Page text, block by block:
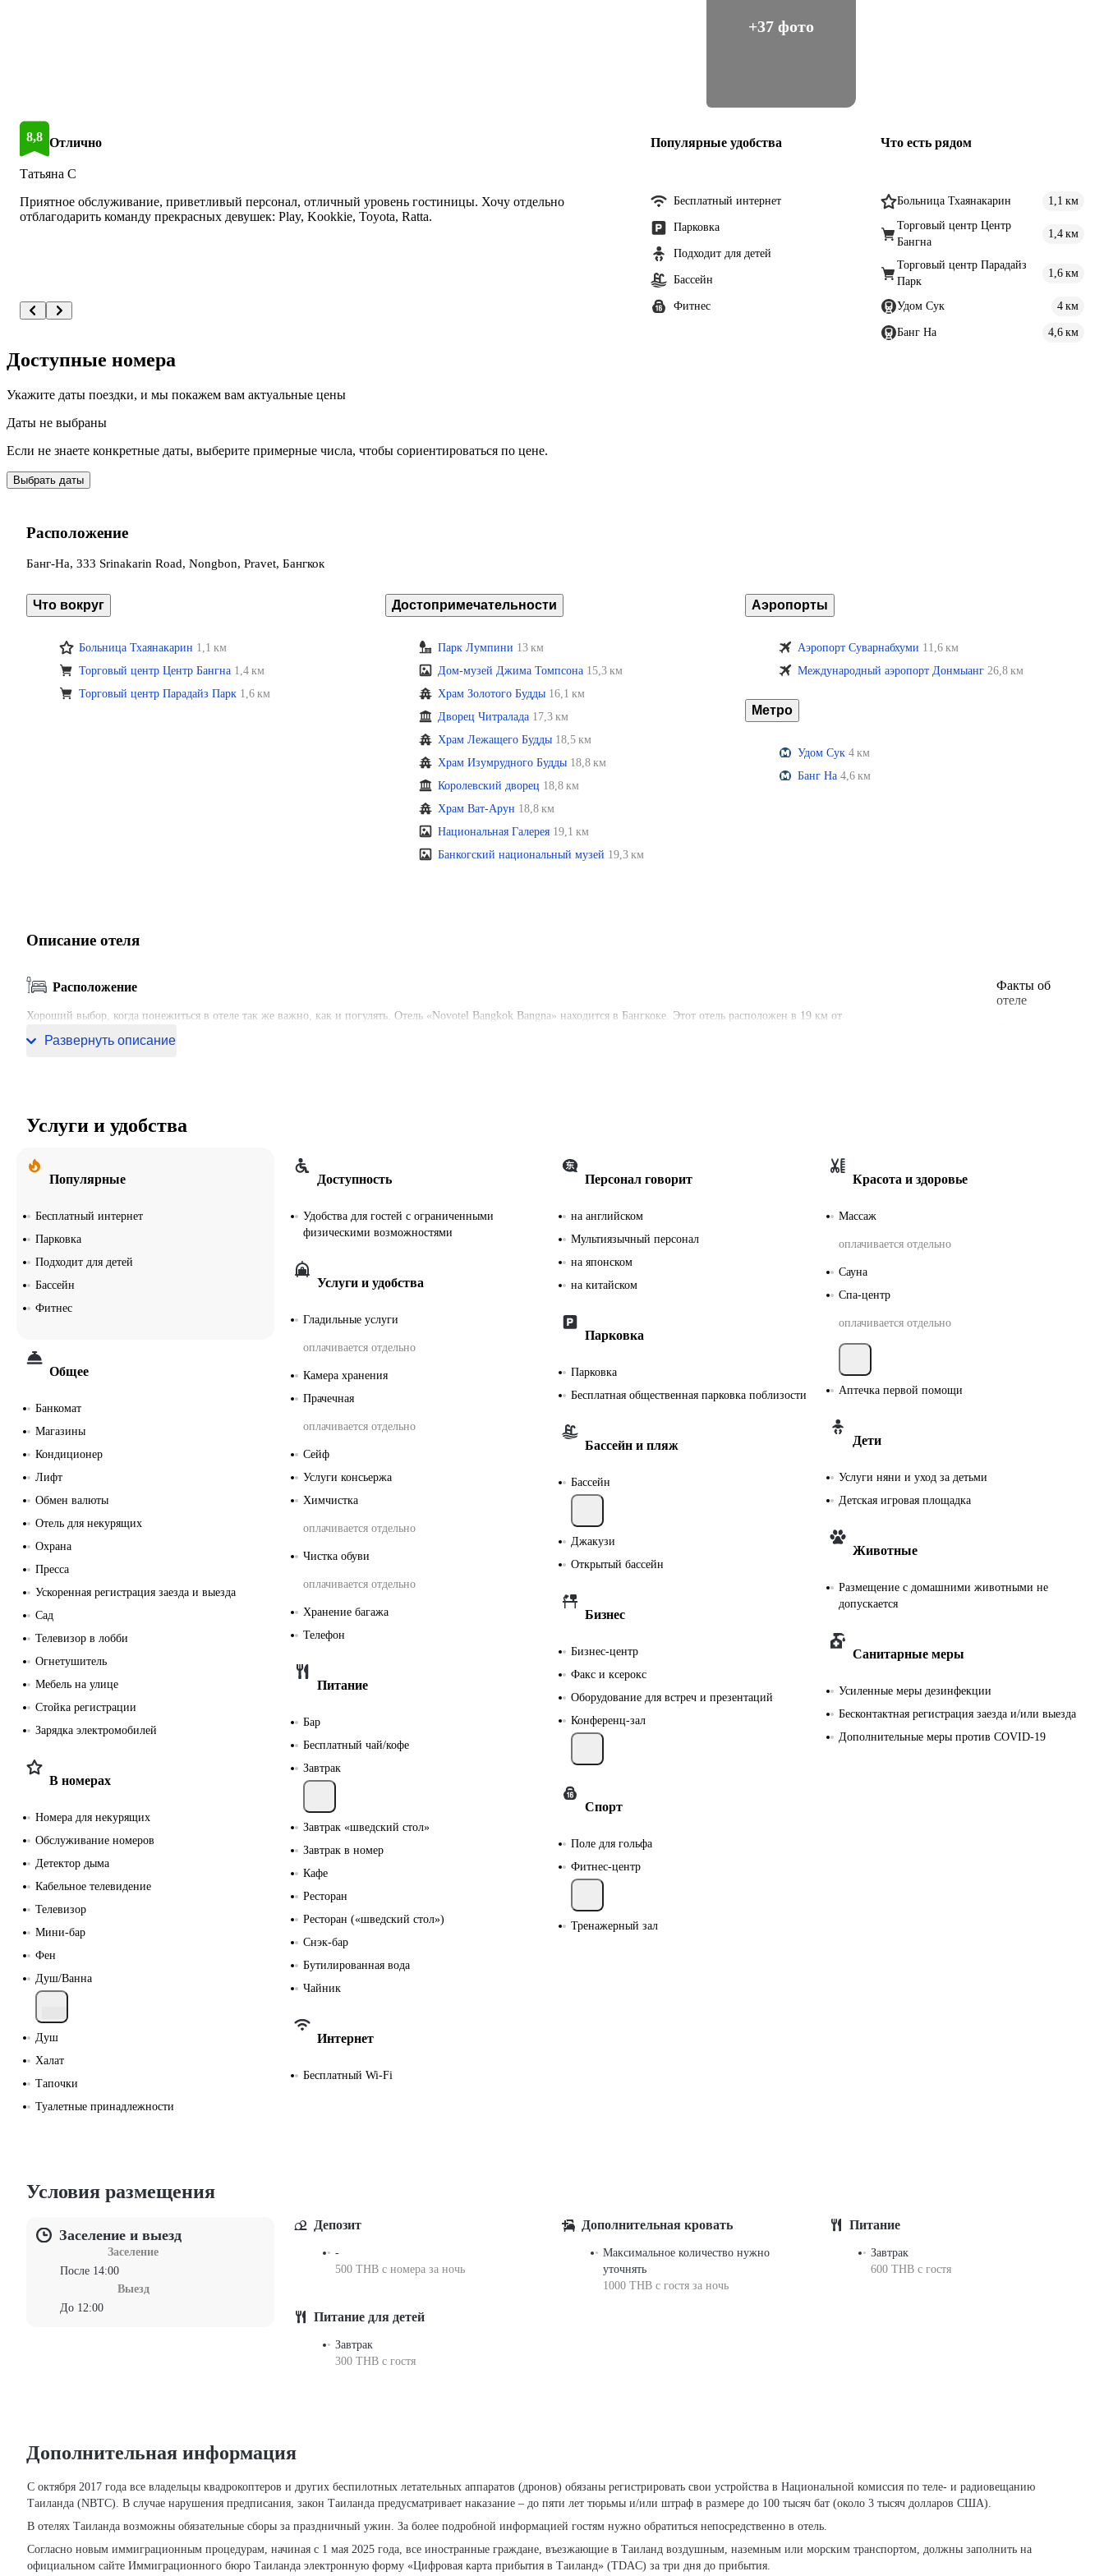
+37 фото
8,8 Отлично
1301 отзыв
Татьяна С
Приятное обслуживание, приветливый персонал, отличный уровень гостиницы. Хочу отдельно
отблагодарить команду прекрасных девушек: Play, Kookkie, Toyota, Ratta.
Популярные удобства
Бесплатный интернет
Парковка
Подходит для детей
Бассейн
Фитнес
Что есть рядом
Больница Тхаянакарин
1,1 км
Торговый центр Центр
Бангна
1,4 км
Торговый центр Парадайз
Парк
1,6 км
Удом Сук 4 км
Банг На 4,6 км
Доступные номера
Укажите даты поездки, и мы покажем вам актуальные цены
Даты не выбраны
Если не знаете конкретные даты, выберите примерные числа, чтобы сориентироваться по цене.
Выбрать даты
Расположение
Банг-На, 333 Srinakarin Road, Nongbon, Pravet, Бангкок
Что вокруг
Больница Тхаянакарин 1,1 км
Торговый центр Центр Бангна 1,4 км
Торговый центр Парадайз Парк 1,6 км
Достопримечательности
Парк Лумпини 13 км
Дом-музей Джима Томпсона 15,3 км
Храм Золотого Будды 16,1 км
Дворец Читралада 17,3 км
Храм Лежащего Будды 18,5 км
Храм Изумрудного Будды 18,8 км
Королевский дворец 18,8 км
Храм Ват-Арун 18,8 км
Национальная Галерея 19,1 км
Банкогский национальный музей 19,3 км
Аэропорты
Аэропорт Суварнабхуми 11,6 км
Международный аэропорт Донмыанг 26,8 км
Метро
Удом Сук 4 км
Банг На 4,6 км
Описание отеля
Расположение
Хороший выбор, когда понежиться в отеле так же важно, как и погулять. Отель «Novotel Bangkok Bangna» находится в Бангкоке. Этот отель расположен в 19 км от
Развернуть описание
Факты об
отеле
Услуги и удобства
Популярные
Бесплатный интернет
Парковка
Подходит для детей
Бассейн
Фитнес
Общее
Банкомат
Магазины
Кондиционер
Лифт
Обмен валюты
Отель для некурящих
Охрана
Пресса
Ускоренная регистрация заезда и выезда
Сад
Телевизор в лобби
Огнетушитель
Мебель на улице
Стойка регистрации
Зарядка электромобилей
В номерах
Номера для некурящих
Обслуживание номеров
Детектор дыма
Кабельное телевидение
Телевизор
Мини-бар
Фен
Душ/Ванна
Душ
Халат
Тапочки
Туалетные принадлежности
Доступность
Удобства для гостей с ограниченными
физическими возможностями
Услуги и удобства
Гладильные услуги
оплачивается отдельно
Камера хранения
Прачечная
оплачивается отдельно
Сейф
Услуги консьержа
Химчистка
оплачивается отдельно
Чистка обуви
оплачивается отдельно
Хранение багажа
Телефон
Питание
Бар
Бесплатный чай/кофе
Завтрак
Завтрак «шведский стол»
Завтрак в номер
Кафе
Ресторан
Ресторан («шведский стол»)
Снэк-бар
Бутилированная вода
Чайник
Интернет
Бесплатный Wi-Fi
Персонал говорит
на английском
Мультиязычный персонал
на японском
на китайском
Парковка
Парковка
Бесплатная общественная парковка поблизости
Бассейн и пляж
Бассейн
Джакузи
Открытый бассейн
Бизнес
Бизнес-центр
Факс и ксерокс
Оборудование для встреч и презентаций
Конференц-зал
Спорт
Поле для гольфа
Фитнес-центр
Тренажерный зал
Красота и здоровье
Массаж
оплачивается отдельно
Сауна
Спа-центр
оплачивается отдельно
Аптечка первой помощи
Дети
Услуги няни и уход за детьми
Детская игровая площадка
Животные
Размещение с домашними животными не
допускается
Санитарные меры
Усиленные меры дезинфекции
Бесконтактная регистрация заезда и/или выезда
Дополнительные меры против COVID-19
Условия размещения
Заселение и выезд
Заселение
После 14:00
Выезд
До 12:00
Депозит
-
500 THB с номера за ночь
Питание для детей
Завтрак
300 THB c гостя
Дополнительная кровать
Максимальное количество нужно
уточнять
1000 THB с гостя за ночь
Питание
Завтрак
600 THB c гостя
Дополнительная информация
С октября 2017 года все владельцы квадрокоптеров и других беспилотных летательных аппаратов (дронов) обязаны регистрировать свои устройства в Национальной комиссия по теле- и радиовещанию
Таиланда (NBTC). В случае нарушения предписания, закон Таиланда предусматривает наказание – до пяти лет тюрьмы и/или штраф в размере до 100 тысяч бат (около 3 тысяч долларов США).
В отелях Таиланда возможны обязательные сборы за праздничный ужин. За более подробной информацией гостям нужно обратиться непосредственно в отель.
Согласно новым иммиграционным процедурам, начиная с 1 мая 2025 года, все иностранные граждане, въезжающие в Таиланд воздушным, наземным или морским транспортом, должны заполнить на
официальном сайте Иммиграционного бюро Таиланда электронную форму «Цифровая карта прибытия в Таиланд» (TDAC) за три дня до прибытия.